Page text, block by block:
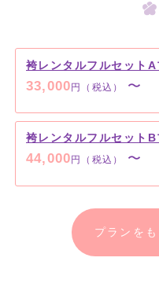
袴レンタルフルセットA
33,000円（税込） 〜
袴レンタルフルセットB
44,000 円（税込） 〜
プランを